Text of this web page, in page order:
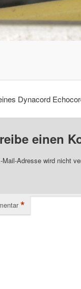
Dynacord
einen
Mail-Adresse wird nicht
*